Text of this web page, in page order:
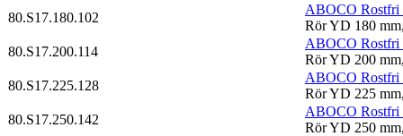
80.S17.180.102
ABOCO Rostfri
Rör YD 180
80.S17.200.114
ABOCO Rostfri
Rör YD 200
80.S17.225.128
ABOCO Rostfri
Rör YD 225
80.S17.250.142
ABOCO Rostfri
Rör YD 250